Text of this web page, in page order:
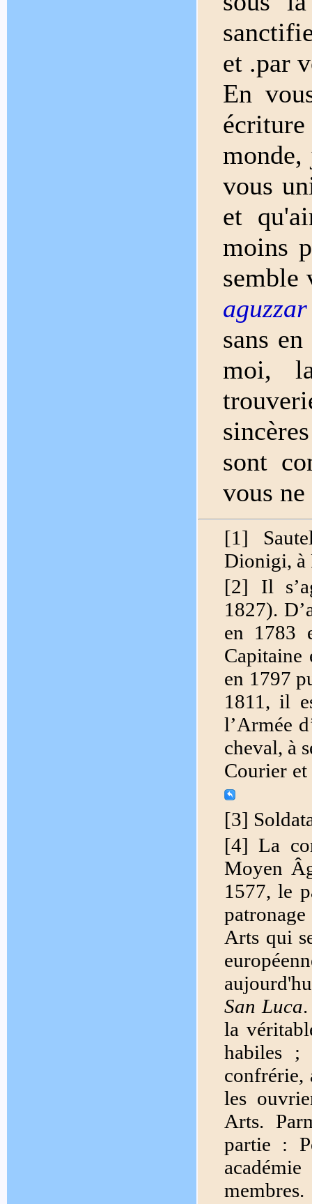
et .par
En
vous
et
moins
semble
sans
moi,
sont
vous
[1]
Dionigi, à
[2] Il
1827).
en 1783
Capitaine
en 1797
1811, il
l’Armée
cheval, à
Courier
[3]
[4] La
Moyen
1577, le
Arts qui
San Luca
la
habiles ;
confrérie,
les
Arts.
partie :
membres.